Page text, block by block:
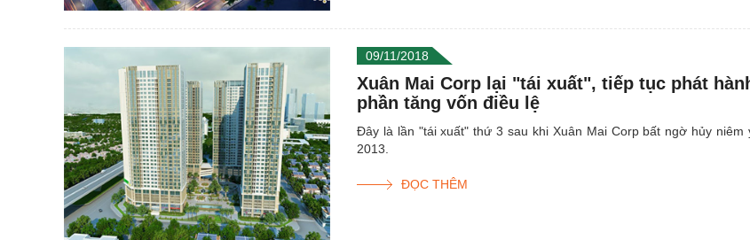
09/11/2018
Xuân Mai Corp lại "tái xuất", tiếp tục phát
phần tăng vốn điều lệ
Đây là lần "tái xuất" thứ 3 sau khi Xuân Mai Corp bất ngờ hủy niêm
2013.
ĐỌC THÊM